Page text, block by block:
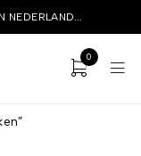
NEDERLAND...
0